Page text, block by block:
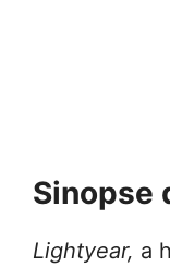
Sinopse
Lightyear, a